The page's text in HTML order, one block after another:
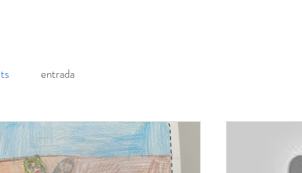
entrada